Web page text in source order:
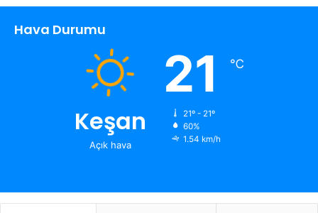
Hava Durumu
Keşan
Açık hava
21 ℃
21º - 21º
60%
1.54 km/h